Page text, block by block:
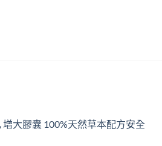
增大膠囊 100%天然草本配方安全